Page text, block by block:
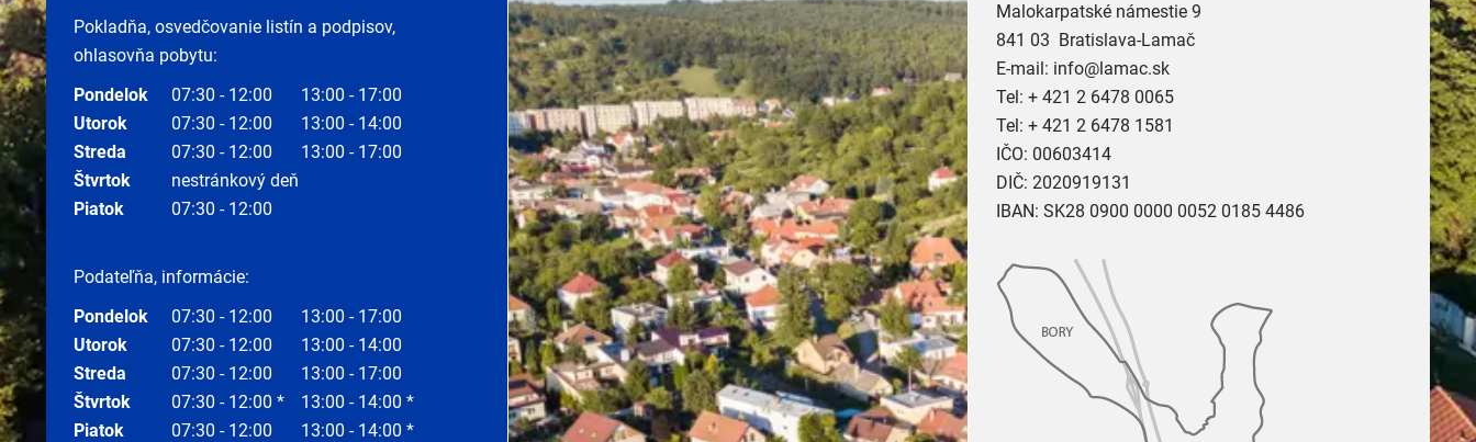
Pokladňa, osvedčovanie listín a podpisov,
ohlasovňa pobytu:
Pondelok
07:30 - 12:00
13:00 - 17:00
Utorok
07:30 - 12:00
13:00 - 14:00
Streda
07:30 - 12:00
13:00 - 17:00
Štvrtok
nestránkový deň
Piatok
07:30 - 12:00
Podateľňa, informácie:
Pondelok
07:30 - 12:00
13:00 - 17:00
Utorok
07:30 - 12:00
13:00 - 14:00
Streda
07:30 - 12:00
13:00 - 17:00
Štvrtok
07:30 - 12:00 *
13:00 - 14:00 *
Piatok
07:30 - 12:00
13:00 - 14:00 *
Malokarpatské námestie 9
841 03 Bratislava-Lamač
E-mail: info@lamac.sk
Tel:+ 421 2 6478 0065
Tel:+ 421 2 6478 1581
IČO: 00603414
DIČ: 2020919131
IBAN: SK28 0900 0000 0052 0185 4486